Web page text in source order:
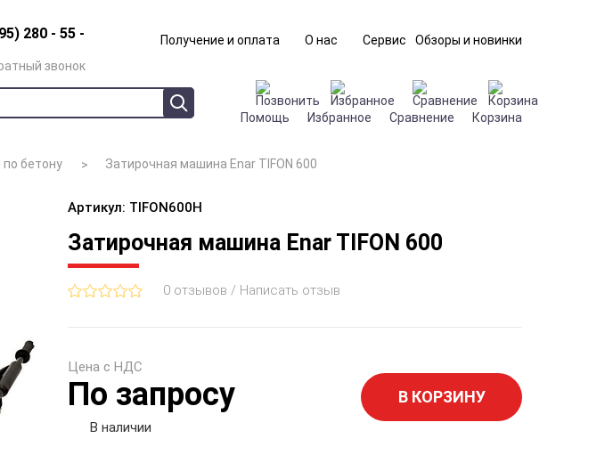
280 - 55 -
звонок
Получение и оплата О нас Сервис Обзоры и новинки
Помощь Избранное Сравнение Корзина
бетону Затирочная машина Enar TIFON 600
Артикул: TIFON600H
Затирочная машина Enar TIFON 600
0 отзывов / Написать отзыв
Цена с НДС
По запросу В КОРЗИНУ
В наличии